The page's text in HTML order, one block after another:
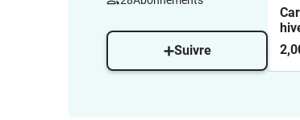
Suivre